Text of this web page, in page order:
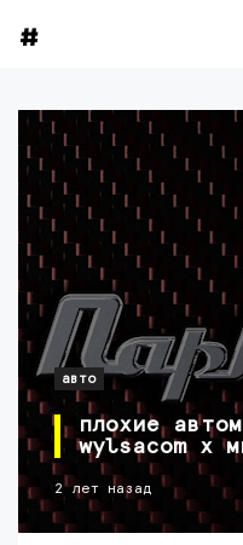
авто
плохие
wylsacom х
2 лет назад